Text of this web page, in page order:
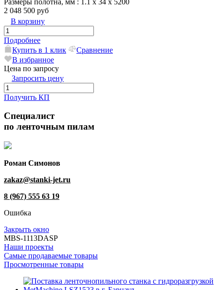
2 048 500 руб
В корзину
Подробнее
Купить в 1 клик
Сравнение
В избранное
Цена по запросу
Запросить цену
Получить КП
Специалист
по ленточным пилам
Роман Симонов
zakaz@stanki-jet.ru
8 (967) 555 63 19
Ошибка
Закрыть окно
MBS-1113DASP
Наши проекты
Самые продаваемые товары
Просмотренные товары